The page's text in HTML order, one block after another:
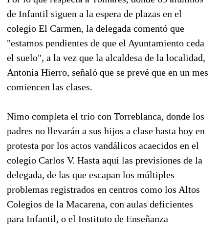
de Infantil siguen a la espera de plazas en el
colegio El Carmen, la delegada comentó que
"estamos pendientes de que el Ayuntamiento ceda
el suelo", a la vez que la alcaldesa de la localidad,
Antonia Hierro, señaló que se prevé que en un mes
comiencen las clases.
Nimo completa el trío con Torreblanca, donde los
padres no llevarán a sus hijos a clase hasta hoy en
protesta por los actos vandálicos acaecidos en el
colegio Carlos V. Hasta aquí las previsiones de la
delegada, de las que escapan los múltiples
problemas registrados en centros como los Altos
Colegios de la Macarena, con aulas deficientes
para Infantil, o el Instituto de Enseñanza